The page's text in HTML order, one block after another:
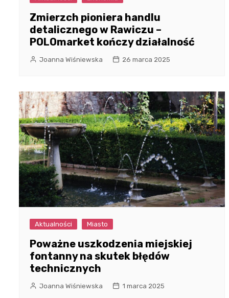
Zmierzch pioniera handlu
detalicznego w Rawiczu –
POLOmarket kończy działalność
Joanna Wiśniewska 26 marca 2025
Aktualności Miasto
Poważne uszkodzenia miejskiej
fontanny na skutek błędów
technicznych
Joanna Wiśniewska 1 marca 2025